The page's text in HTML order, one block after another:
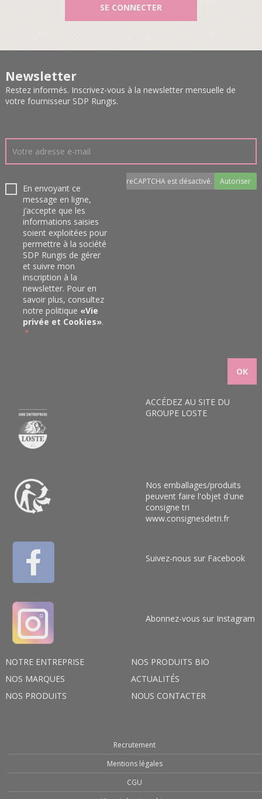
SE CONNECTER
Newsletter
Restez informés. Inscrivez-vous à la newsletter mensuelle de
votre fournisseur SDP Rungis.
En envoyant ce
message en ligne,
j’accepte que les
informations saisies
soient exploitées pour
permettre à la société
SDP Rungis de gérer
et suivre mon
inscription à la
newsletter. Pour en
savoir plus, consultez
notre politique «Vie
privée et Cookies».
reCAPTCHA est désactivé. Autoriser
NOTRE ENTREPRISE
NOS PRODUITS BIO
NOS MARQUES
ACTUALITÉS
NOS PRODUITS
NOUS CONTACTER
ACCÉDEZ AU SITE DU
GROUPE LOSTE
Nos emballages/produits
peuvent faire l'objet d'une
consigne tri
www.consignesdetri.fr
Suivez-nous sur Facebook
Abonnez-vous sur Instagram
Recrutement
Mentions légales
CGU